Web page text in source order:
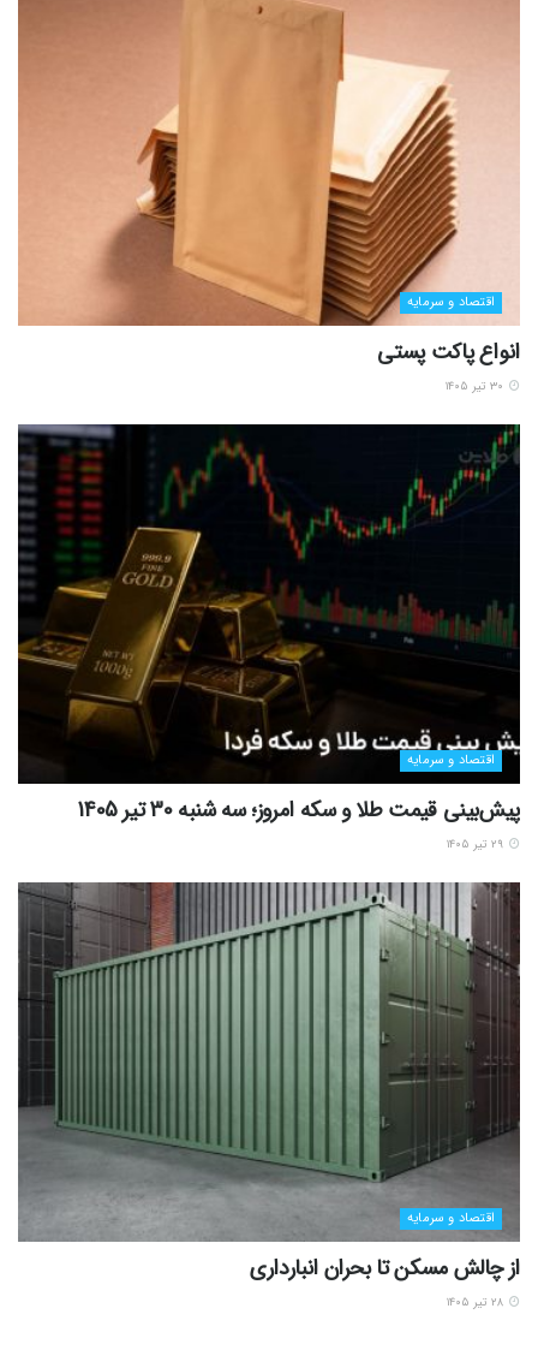
اقتصاد و سرمایه
انواع پاکت پستی
اقتصاد و سرمایه
پیش‌بینی قیمت طلا و سکه امروز؛ سه شنبه 30 تیر 1405
اقتصاد و سرمایه
از چالش مسکن تا بحران انبارداری